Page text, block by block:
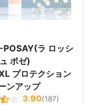
ラ ロッシ
ュ ポゼ)
プロテクション
ンアップ
3.90(187)